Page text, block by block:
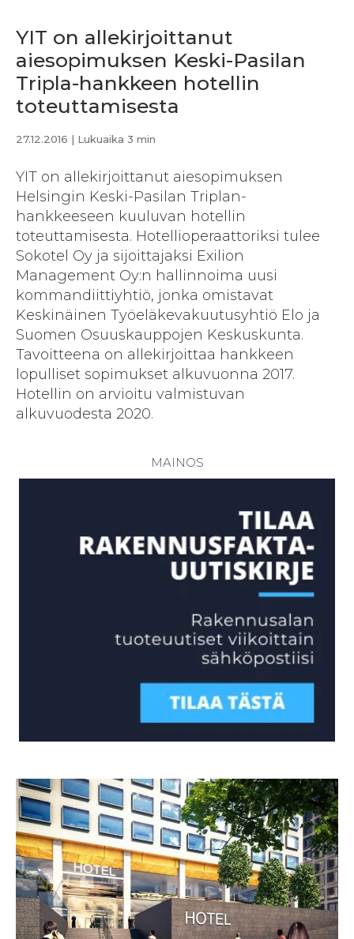
YIT on allekirjoittanut
aiesopimuksen Keski-Pasilan
Tripla-hankkeen hotellin
toteuttamisesta
27.12.2016 | Lukuaika 3 min
YIT on allekirjoittanut aiesopimuksen
Helsingin Keski-Pasilan Triplan-
hankkeeseen kuuluvan hotellin
toteuttamisesta. Hotellioperaattoriksi tulee
Sokotel Oy ja sijoittajaksi Exilion
Management Oy:n hallinnoima uusi
kommandiittiyhtiö, jonka omistavat
Keskinäinen Työeläkevakuutusyhtiö Elo ja
Suomen Osuuskauppojen Keskuskunta.
Tavoitteena on allekirjoittaa hankkeen
lopulliset sopimukset alkuvuonna 2017.
Hotellin on arvioitu valmistuvan
alkuvuodesta 2020.